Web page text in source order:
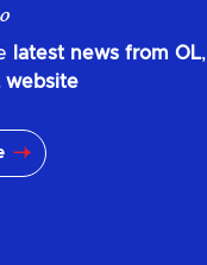
latest news from OL,
website